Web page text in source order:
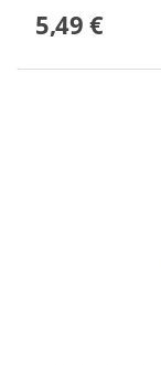
5,49 €